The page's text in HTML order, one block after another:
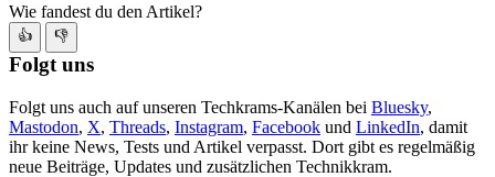
Wie fandest du den Artikel?
👍 👎
Folgt uns
Folgt uns auch auf unseren Techkrams-Kanälen bei Bluesky,
Mastodon, X, Threads, Instagram, Facebook und LinkedIn, damit
ihr keine News, Tests und Artikel verpasst. Dort gibt es regelmäßig
neue Beiträge, Updates und zusätzlichen Technikkram.